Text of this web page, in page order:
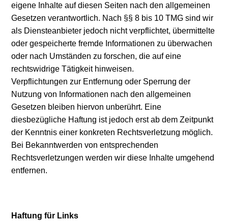
eigene Inhalte auf diesen Seiten nach den allgemeinen
Gesetzen verantwortlich. Nach §§ 8 bis 10 TMG sind wir
als Diensteanbieter jedoch nicht verpflichtet, übermittelte
oder gespeicherte fremde Informationen zu überwachen
oder nach Umständen zu forschen, die auf eine
rechtswidrige Tätigkeit hinweisen.
Verpflichtungen zur Entfernung oder Sperrung der
Nutzung von Informationen nach den allgemeinen
Gesetzen bleiben hiervon unberührt. Eine
diesbezügliche Haftung ist jedoch erst ab dem Zeitpunkt
der Kenntnis einer konkreten Rechtsverletzung möglich.
Bei Bekanntwerden von entsprechenden
Rechtsverletzungen werden wir diese Inhalte umgehend
entfernen.
Haftung für Links